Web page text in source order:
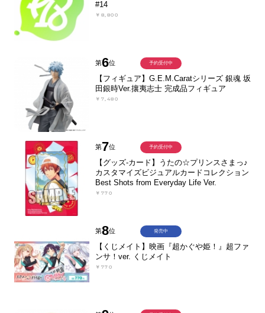
#14
￥8,800
第6位
【フィギュア】G.E.M.Caratシリーズ 銀魂 坂
田銀時Ver.攘夷志士 完成品フィギュア
￥7,480
予約受付中
第7位
【グッズ-カード】うたの☆プリンスさまっ♪
カスタマイズビジュアルカードコレクション
Best Shots from Everyday Life Ver.
￥770
予約受付中
第8位
【くじメイト】映画『超かぐや姫！』超ファ
ンサ！ver. くじメイト
￥770
発売中